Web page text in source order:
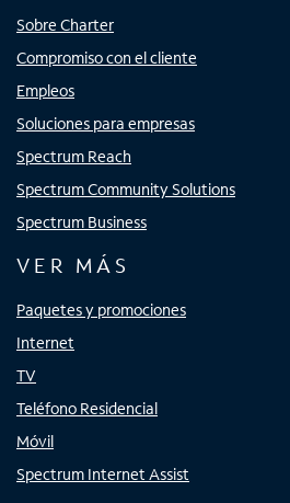
Sobre Charter
Compromiso con el cliente
Empleos
Soluciones para empresas
Spectrum Reach
Spectrum Community Solutions
Spectrum Business
VER MÁS
Paquetes y promociones
Internet
TV
Teléfono Residencial
Móvil
Spectrum Internet Assist